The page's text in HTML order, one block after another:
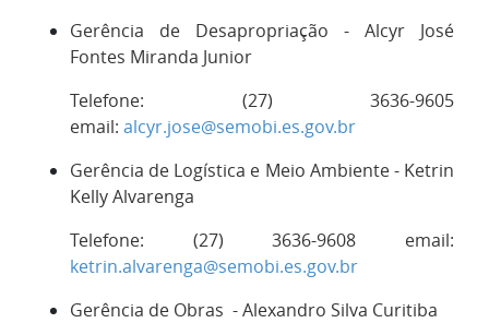
Gerência de Desapropriação - Alcyr José
Fontes Miranda Junior
Telefone: (27) 3636-9605
email: alcyr.jose@semobi.es.gov.br
Gerência de Logística e Meio Ambiente - Ketrin
Kelly Alvarenga
Telefone: (27) 3636-9608 email:
ketrin.alvarenga@semobi.es.gov.br
Gerência de Obras - Alexandro Silva Curitiba